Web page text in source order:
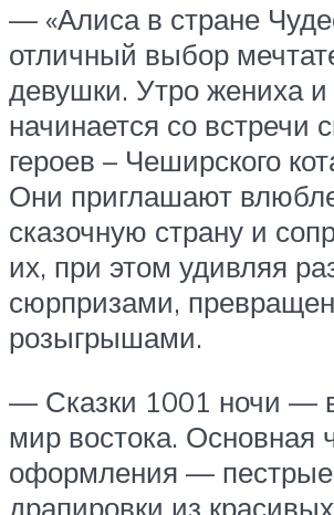
— «Алиса в стране
отличный выбор
девушки. Утро жениха и
начинается со встречи
героев – Чеширского
Они приглашают
сказочную страну и
их, при этом удивляя
сюрпризами,
розыгрышами.
— Сказки 1001 ночи —
мир востока. Основная
оформления — пестрые
драпировки из красивых